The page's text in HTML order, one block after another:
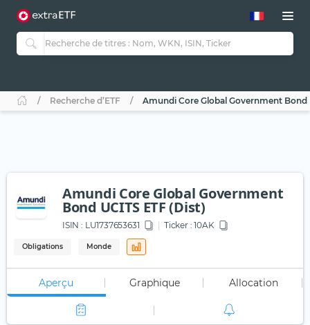
Recherche d’ETF Amundi Core Global Government Bond
Amundi Core Global Government
Bond UCITS ETF (Dist)
ISIN : LU1737653631 Ticker : 10AK
Obligations Monde
Aperçu Graphique Allocation